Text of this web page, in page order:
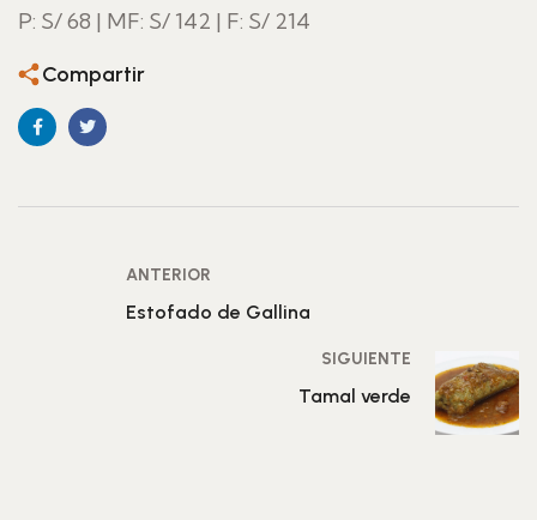
P: S/ 68 | MF: S/ 142 | F: S/ 214
Compartir
ANTERIOR
Estofado de Gallina
SIGUIENTE
Tamal verde